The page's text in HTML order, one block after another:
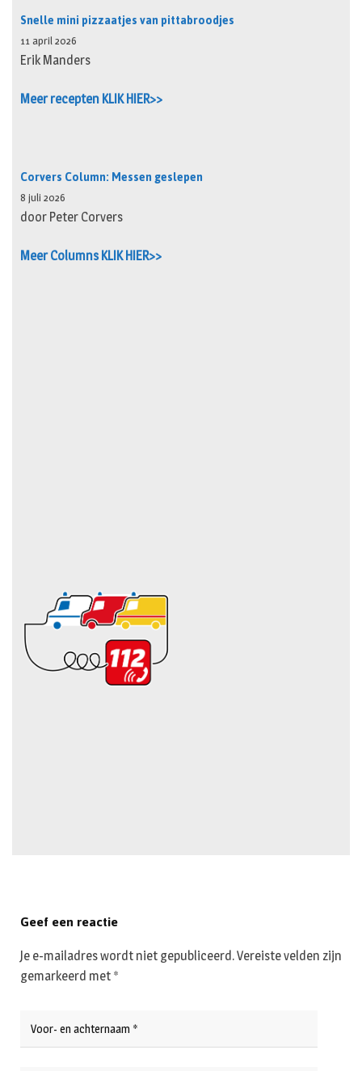
Snelle mini pizzaatjes van pittabroodjes
11 april 2026
Erik Manders
Meer recepten KLIK HIER>>
Corvers Column: Messen geslepen
8 juli 2026
door Peter Corvers
Meer Columns KLIK HIER>>
Geef een reactie
Je e-mailadres wordt niet gepubliceerd.Vereiste velden zijn
gemarkeerd met *